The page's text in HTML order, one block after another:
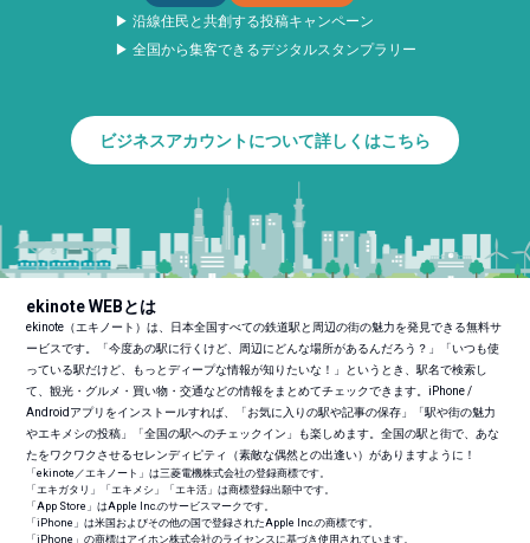
▶ 沿線住民と共創する投稿キャンペーン
▶ 全国から集客できるデジタルスタンプラリー
ビジネスアカウントについて詳しくはこちら
ekinote WEBとは
ekinote（エキノート）は、日本全国すべての鉄道駅と周辺の街の魅力を発見できる無料サ
ービスです。「今度あの駅に行くけど、周辺にどんな場所があるんだろう？」「いつも使
っている駅だけど、もっとディープな情報が知りたいな！」というとき、駅名で検索し
て、観光・グルメ・買い物・交通などの情報をまとめてチェックできます。iPhone /
Androidアプリをインストールすれば、「お気に入りの駅や記事の保存」「駅や街の魅力
やエキメシの投稿」「全国の駅へのチェックイン」も楽しめます。全国の駅と街で、あな
たをワクワクさせるセレンディピティ（素敵な偶然との出逢い）がありますように！
「ekinote／エキノート」は三菱電機株式会社の登録商標です。
「エキガタリ」「エキメシ」「エキ活」は商標登録出願中です。
「App Store」はApple Inc.のサービスマークです。
「iPhone」は米国およびその他の国で登録されたApple Inc.の商標です。
「iPhone」の商標はアイホン株式会社のライセンスに基づき使用されています。